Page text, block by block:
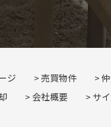
ジ 売買物件
会社概要 サ